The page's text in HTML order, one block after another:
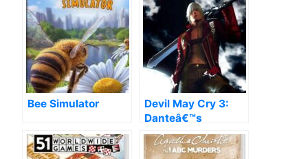
Bee Simulator
Devil May Cry 3:
Danteâ€™s
Awakening